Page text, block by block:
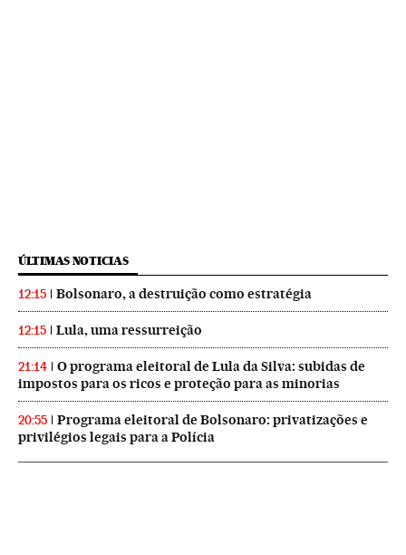
ÚLTIMAS NOTICIAS
12:15 Bolsonaro, a destruição como estratégia
12:15 Lula, uma ressurreição
21:14
O programa eleitoral de Lula da Silva: subidas de
impostos para os ricos e proteção para as minorias
20:55
Programa eleitoral de Bolsonaro: privatizações e
privilégios legais para a Polícia